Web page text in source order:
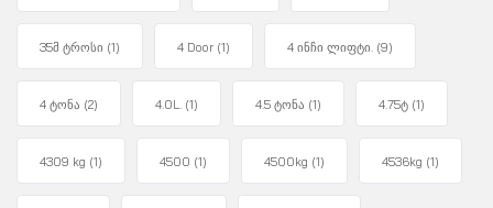
35მ ტროსი (1) 4 Door (1) 4 ინჩი ლიფტი. (9)
4 ტონა (2) 4.0L. (1) 4.5 ტონა (1) 4.75ტ (1)
4309 kg (1) 4500 (1) 4500kg (1) 4536kg (1)